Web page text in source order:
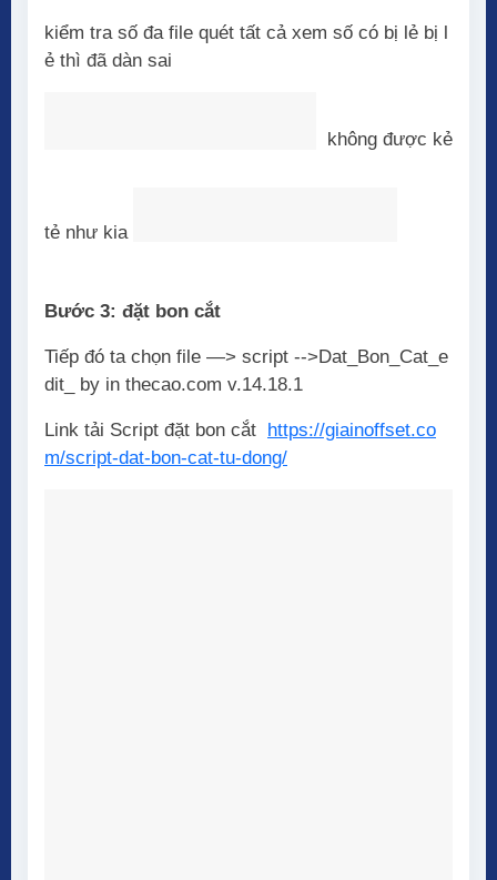
kiểm tra số đa file quét tất cả xem số có bị lẻ bị l
ẻ thì đã dàn sai
không được kẻ
tẻ như kia
Bước 3: đặt bon cắt
Tiếp đó ta chọn file —> script -->Dat_Bon_Cat_e
dit_ by in thecao.com v.14.18.1
Link tải Script đặt bon cắt https://giainoffset.co
m/script-dat-bon-cat-tu-dong/